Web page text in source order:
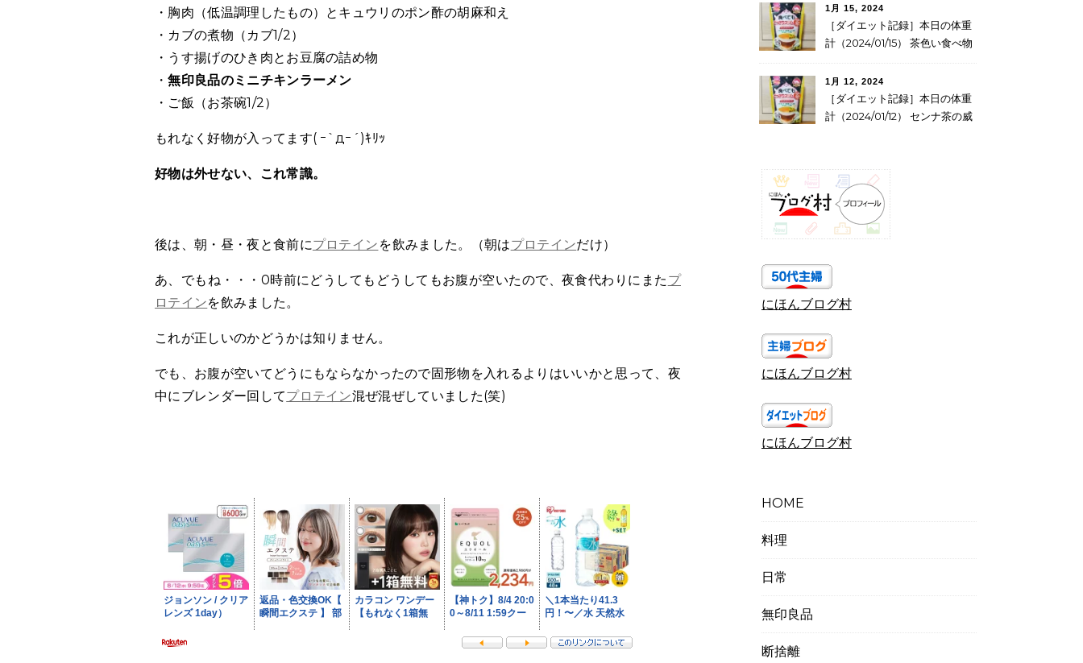
・胸肉（低温調理したもの）とキュウリのポン酢の胡麻和え
・カブの煮物（カブ1/2）
・うす揚げのひき肉とお豆腐の詰め物
・無印良品のミニチキンラーメン
・ご飯（お茶碗1/2）
もれなく好物が入ってます( ｰ`дｰ´)ｷﾘｯ
好物は外せない、これ常識。
後は、朝・昼・夜と食前にプロテイン を飲みました。（朝はプロテインだけ）
あ、でもね・・・0時前にどうしてもどうしてもお腹が空いたので、夜食代わりにまた プ
ロテインを飲みました。
これが正しいのかどうかは知りません。
でも、お腹が空いてどうにもならなかったので固形物を入れるよりはいいかと思って、夜
中にブレンダー回してプロテイン混ぜ混ぜしていました(笑)
1月 15, 2024
［ダイエット記録］本日の体重
計（2024/01/15） 茶色い食べ物
1月 12, 2024
［ダイエット記録］本日の体重
計（2024/01/12） センナ茶の威
にほんブログ村
にほんブログ村
にほんブログ村
HOME
料理
日常
無印良品
断捨離